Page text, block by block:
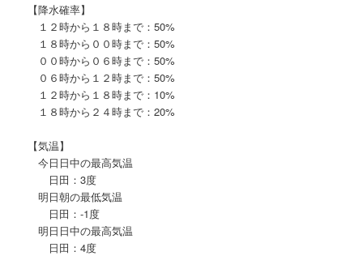
【降水確率】
１２時から１８時まで：50%
１８時から００時まで：50%
００時から０６時まで：50%
０６時から１２時まで：50%
１２時から１８時まで：10%
１８時から２４時まで：20%
【気温】
今日日中の最高気温
日田：3度
明日朝の最低気温
日田：-1度
明日日中の最高気温
日田：4度